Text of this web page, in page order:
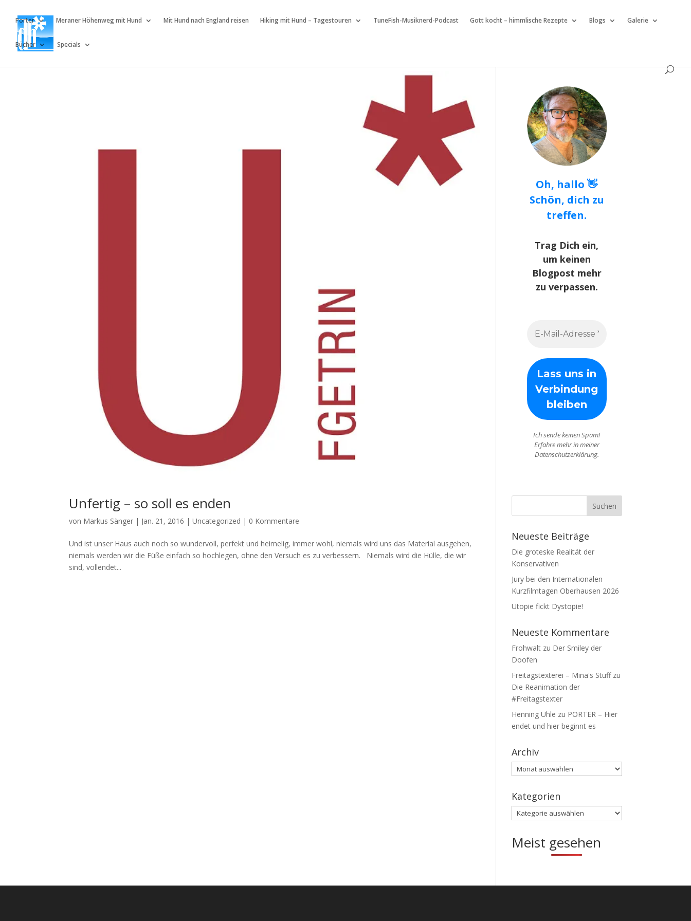
Porter Meraner Höhenweg mit Hund Mit Hund nach England reisen Hiking mit Hund – Tagestouren TuneFish-Musiknerd-Podcast Gott kocht – himmlische Rezepte Blogs Galerie
Bücher Specials
Unfertig – so soll es enden
von Markus Sänger | Jan. 21, 2016 |Uncategorized | 0 Kommentare
Und ist unser Haus auch noch so wundervoll, perfekt und heimelig, immer wohl, niemals wird uns das Material ausgehen,
niemals werden wir die Füße einfach so hochlegen, ohne den Versuch es zu verbessern. Niemals wird die Hülle, die wir
sind, vollendet...
Oh, hallo 👋
Schön, dich zu
treffen.
Trag Dich ein,
um keinen
Blogpost mehr
zu verpassen.
Ich sende keinen Spam!
Erfahre mehr in meiner
Datenschutzerklärung.
Neueste Beiträge
Die groteske Realität der
Konservativen
Jury bei den Internationalen
Kurzfilmtagen Oberhausen 2026
Utopie fickt Dystopie!
Neueste Kommentare
Frohwaltzu Der Smiley der
Doofen
Freitagstexterei – Mina's Stuffzu
Die Reanimation der
#Freitagstexter
Henning Uhle zu PORTER – Hier
endet und hier beginnt es
Archiv
Archiv
Kategorien
Kategorien
Meist gesehen